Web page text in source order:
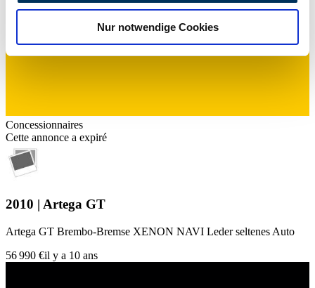
analysieren. Außerdem geben wir Informationen zu Ihrer
Verwendung unserer Website an unsere Partner für
soziale Medien, Werbung und Analysen weiter. Unsere
gesammelt haben.Datenschutzerklärung
Nur notwendige Cookies
Concessionnaires
Cette annonce a expiré
2010 | Artega GT
Artega GT Brembo-Bremse XENON NAVI Leder seltenes Auto
56 990 €il y a 10 ans